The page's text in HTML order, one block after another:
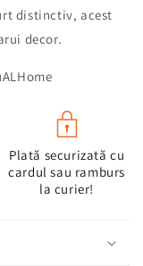
distinctiv, acest
decor.
Plată securizată cu
cardul sau ramburs
la curier!